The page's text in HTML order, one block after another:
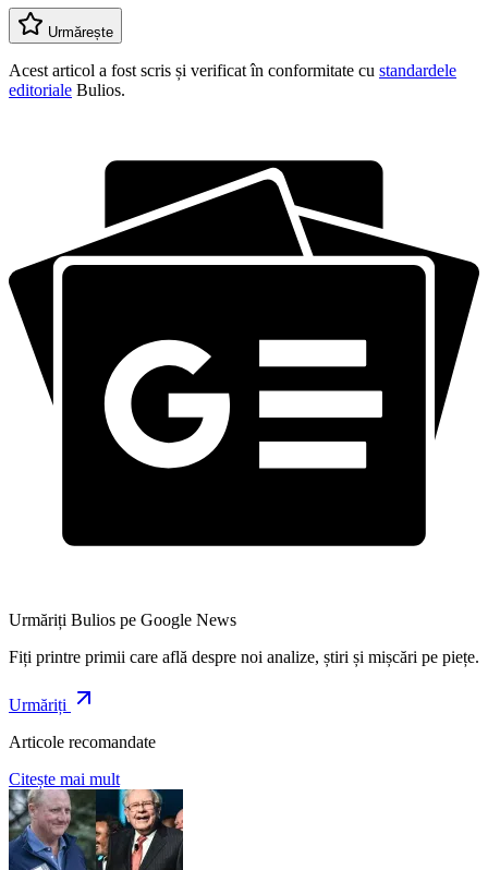
Urmărește
Acest articol a fost scris și verificat în conformitate cu standardele
editoriale Bulios.
Urmăriți Bulios pe Google News
Fiți printre primii care află despre noi analize, știri și mișcări pe piețe.
Urmăriți
Articole recomandate
Citește mai mult